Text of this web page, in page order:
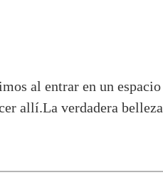
al entrar en un
allí.La verdadera